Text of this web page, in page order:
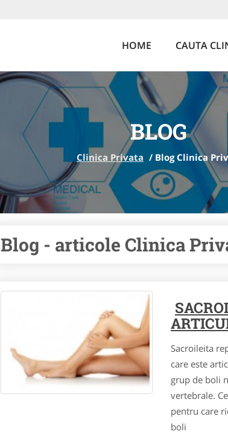
HOME CAUTA
BLOG
Clinica Privata / Blog Clinica
Blog - articole Clinica
Sacroileita
care este
grup de boli
vertebrale.
pentru care
boli